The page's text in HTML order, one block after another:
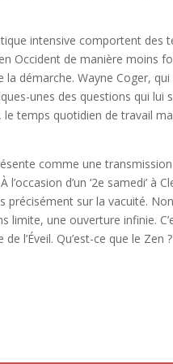
intensive comportent des
Occident de manière moins
la démarche. Wayne Coger,
unes des questions qui lui
temps quotidien de travail
comme une
d’un ‘2e samedi’ à
précisément sur la vacuité.
limite, une ouverture infinie.
l’Éveil. Qu’est-ce que le Zen